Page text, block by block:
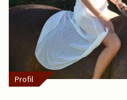
Profil